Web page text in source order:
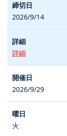
2026/9/14
詳細
2026/9/29
火